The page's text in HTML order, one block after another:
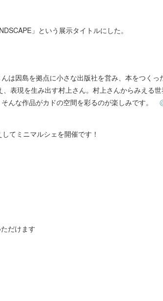
」という展示タイトルにした。
は因島を拠点に小さな出版社を営み、本をつくっ
表現を生み出す村上さん。村上さんからみえる
んな作品がカドの空間を彩るのが楽しみです。
てミニマルシェを開催です！
だけます